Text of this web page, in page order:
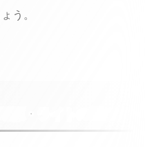
う。
源・ライトの選び方